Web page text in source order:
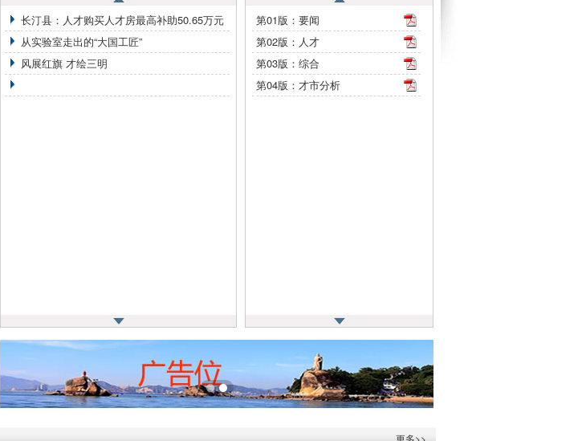
长汀县：人才购买人才房最高补助50.65万元
从实验室走出的“大国工匠”
风展红旗 才绘三明
第01版：要闻
第02版：人才
第03版：综合
第04版：才市分析
更多>>